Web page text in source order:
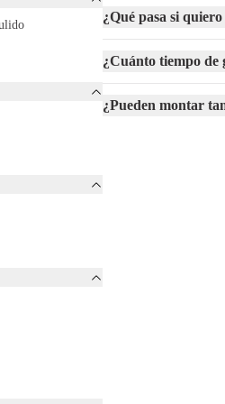
Te invitamos a
necesidades? No
Con nuestro servicio
de oficina Offeco y
¿Qué pasa si
¿Cuánto tiempo de
¿Pueden montar